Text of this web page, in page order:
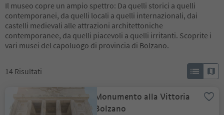
Il museo copre un ampio spettro: Da quelli storici a quelli
contemporanei, da quelli locali a quelli internazionali, dai
castelli medievali alle attrazioni architettoniche
contemporanee, da quelli piacevoli a quelli irritanti. Scoprite i
vari musei del capoluogo di provincia di Bolzano.
14 Risultati
Monumento alla Vittoria
Bolzano